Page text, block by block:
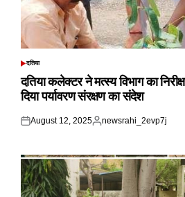
POSTED
दतिया
दतिया कलेक्टर ने मत्स्य विभाग का
दिया पर्यावरण संरक्षण का संदेश
Posted
August 12, 2025
Posted
newsrahi_2evp7j